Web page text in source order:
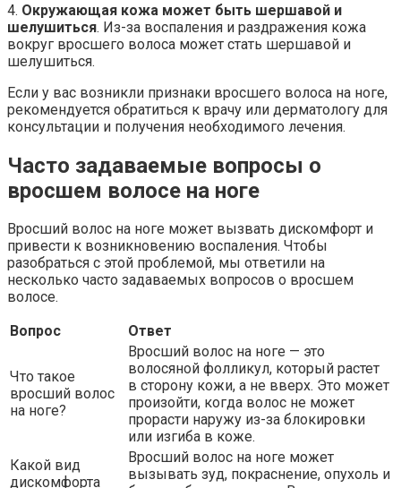
4. Окружающая кожа может быть шершавой и
шелушиться. Из-за воспаления и раздражения кожа
вокруг вросшего волоса может стать шершавой и
шелушиться.
Если у вас возникли признаки вросшего волоса на ноге,
рекомендуется обратиться к врачу или дерматологу для
консультации и получения необходимого лечения.
Часто задаваемые вопросы о
вросшем волосе на ноге
Вросший волос на ноге может вызвать дискомфорт и
привести к возникновению воспаления. Чтобы
разобраться с этой проблемой, мы ответили на
несколько часто задаваемых вопросов о вросшем
волосе.
Вопрос
Ответ
Что такое
вросший волос
на ноге?
Вросший волос на ноге — это
волосяной фолликул, который растет
в сторону кожи, а не вверх. Это может
произойти, когда волос не может
прорасти наружу из-за блокировки
или изгиба в коже.
Какой вид
дискомфорта
Вросший волос на ноге может
вызывать зуд, покраснение, опухоль и